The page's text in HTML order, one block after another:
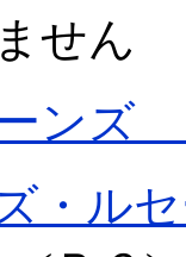
せん
ンズ
・ル